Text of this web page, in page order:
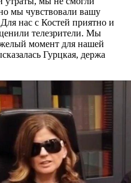
мы чувствовали вашу
нас с Костей приятно и
телезрители. Мы
момент для нашей
Гурцкая, держа